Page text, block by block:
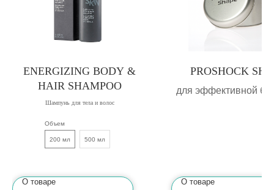
ENERGIZING BODY &
HAIR SHAMPOO
Шампунь для тела и волос
Объем
200 мл 500 мл
О товаре
PROSHOCK
для эффективной
О товаре